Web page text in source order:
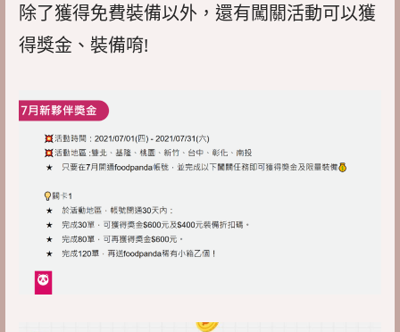
除了獲得免費裝備以外，還有闖關活動可以獲
得獎金、裝備唷!